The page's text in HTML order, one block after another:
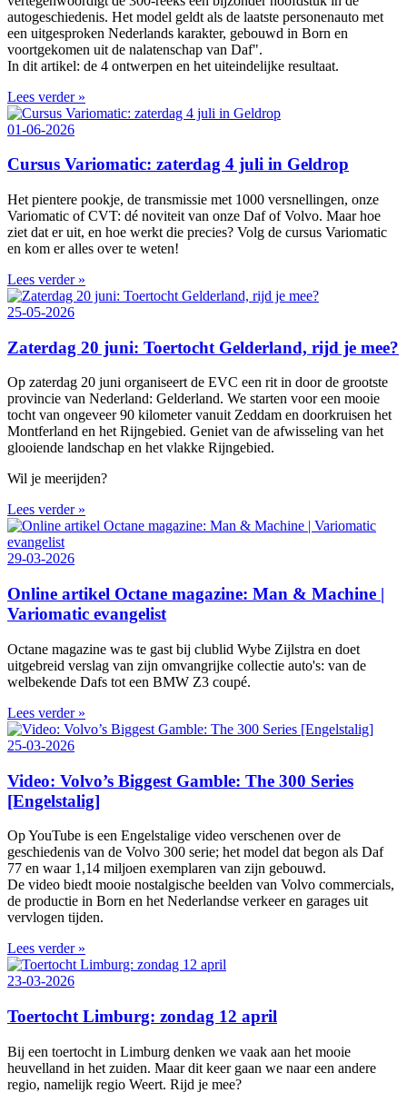
autogeschiedenis. Het model geldt als de laatste personenauto met
een uitgesproken Nederlands karakter, gebouwd in Born en
voortgekomen uit de nalatenschap van Daf".
In dit artikel: de 4 ontwerpen en het uiteindelijke resultaat.
Lees verder »
01-06-2026
Cursus Variomatic: zaterdag 4 juli in Geldrop
Het pientere pookje, de transmissie met 1000 versnellingen, onze
Variomatic of CVT: dé noviteit van onze Daf of Volvo. Maar hoe
ziet dat er uit, en hoe werkt die precies? Volg de cursus Variomatic
en kom er alles over te weten!
Lees verder »
25-05-2026
Zaterdag 20 juni: Toertocht Gelderland, rijd je mee?
Op zaterdag 20 juni organiseert de EVC een rit in door de grootste
provincie van Nederland: Gelderland. We starten voor een mooie
tocht van ongeveer 90 kilometer vanuit Zeddam en doorkruisen het
Montferland en het Rijngebied. Geniet van de afwisseling van het
glooiende landschap en het vlakke Rijngebied.
Wil je meerijden?
Lees verder »
29-03-2026
Online artikel Octane magazine: Man & Machine |
Variomatic evangelist
Octane magazine was te gast bij clublid Wybe Zijlstra en doet
uitgebreid verslag van zijn omvangrijke collectie auto's: van de
welbekende Dafs tot een BMW Z3 coupé.
Lees verder »
25-03-2026
Video: Volvo’s Biggest Gamble: The 300 Series
[Engelstalig]
Op YouTube is een Engelstalige video verschenen over de
geschiedenis van de Volvo 300 serie; het model dat begon als Daf
77 en waar 1,14 miljoen exemplaren van zijn gebouwd.
De video biedt mooie nostalgische beelden van Volvo commercials,
de productie in Born en het Nederlandse verkeer en garages uit
vervlogen tijden.
Lees verder »
23-03-2026
Toertocht Limburg: zondag 12 april
Bij een toertocht in Limburg denken we vaak aan het mooie
heuvelland in het zuiden. Maar dit keer gaan we naar een andere
regio, namelijk regio Weert. Rijd je mee?